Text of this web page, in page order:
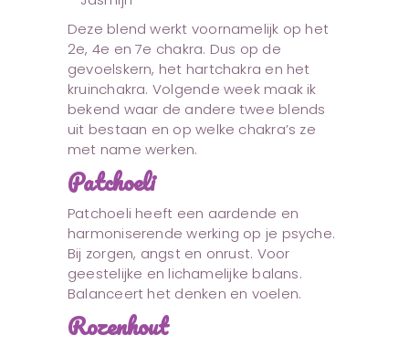
Deze blend werkt voornamelijk op het
2e, 4e en 7e chakra. Dus op de
gevoelskern, het hartchakra en het
kruinchakra. Volgende week maak ik
bekend waar de andere twee blends
uit bestaan en op welke chakra’s ze
met name werken.
Patchoeli
Patchoeli heeft een aardende en
harmoniserende werking op je psyche.
Bij zorgen, angst en onrust. Voor
geestelijke en lichamelijke balans.
Balanceert het denken en voelen.
Rozenhout